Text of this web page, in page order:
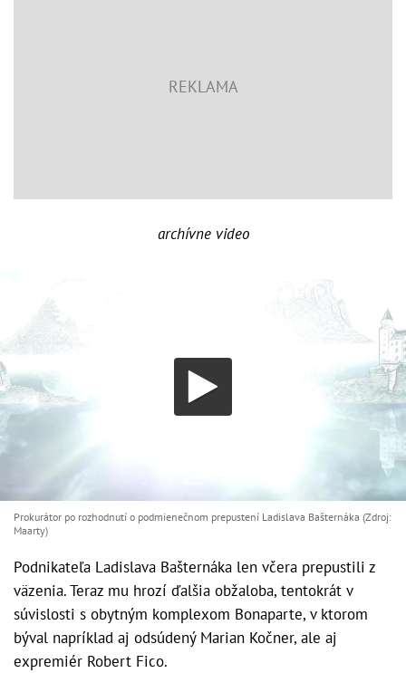
archívne video
Prokurátor po rozhodnutí o podmienečnom prepustení Ladislava Bašternáka (Zdroj:
Maarty)
Podnikateľa Ladislava Bašternáka len včera prepustili z
väzenia. Teraz mu hrozí ďalšia obžaloba, tentokrát v
súvislosti s obytným komplexom Bonaparte, v ktorom
býval napríklad aj odsúdený Marian Kočner, ale aj
expremiér Robert Fico.